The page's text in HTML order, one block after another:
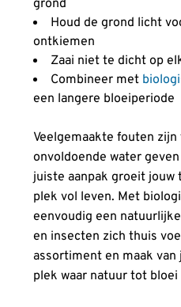
grond
Houd de grond licht
ontkiemen
Zaai niet te dicht op
Combineer met
een langere bloeiperiode
Veelgemaakte fouten
onvoldoende water
juiste aanpak groeit
plek vol leven. Met
eenvoudig een
en insecten zich thuis
assortiment en maak
plek waar natuur tot